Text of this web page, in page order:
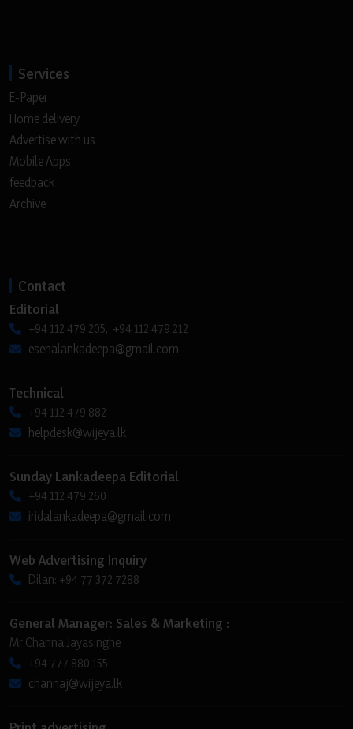
Services
E-Paper
Home delivery
Advertise with us
Mobile Apps
feedback
Archive
Contact
Editorial
+94 112 479 205, +94 112 479 212
esenalankadeepa@gmail.com
Technical
+94 112 479 882
helpdesk@wijeya.lk
Sunday Lankadeepa Editorial
+94 112 479 260
iridalankadeepa@gmail.com
Web Advertising Inquiry
Dilan: +94 77 372 7288
General Manager: Sales & Marketing :
Mr Channa Jayasinghe
+94 777 880 155
channaj@wijeya.lk